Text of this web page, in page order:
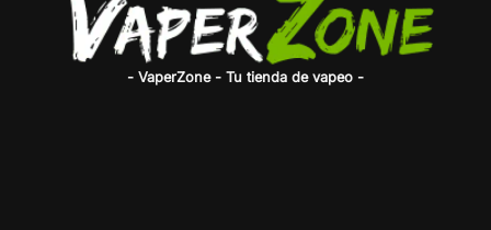
- VaperZone - Tu tienda de vapeo -